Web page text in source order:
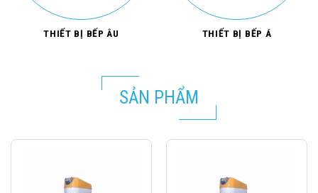
THIẾT BỊ BẾP ÂU THIẾT BỊ BẾP Á
SẢN PHẨM